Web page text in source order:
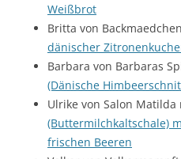
Weißbrot
Britta von
dänischer
Barbara von Barbaras
(Dänische
Ulrike von Salon Matilda
(Buttermilchkaltschale)
frischen Beeren